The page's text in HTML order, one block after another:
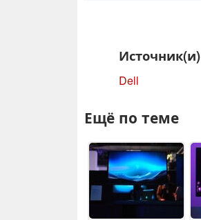
Источник(и)
Dell
Ещё по теме